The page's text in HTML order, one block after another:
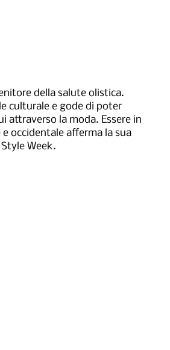
della salute olistica.
culturale e gode di poter
attraverso la moda. Essere in
occidentale afferma la sua
Week.